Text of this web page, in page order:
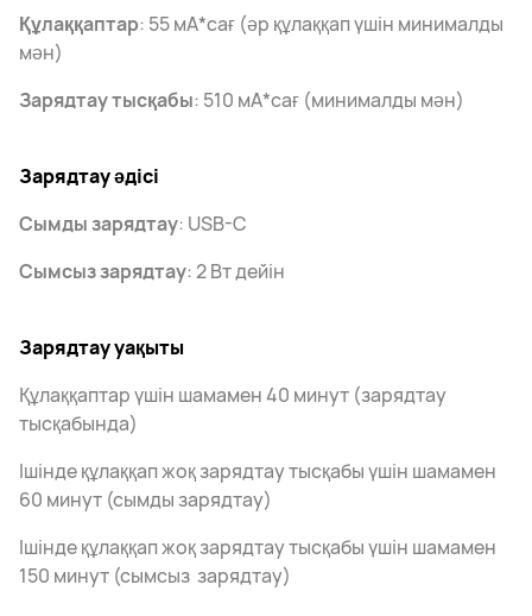
Құлаққаптар: 55 мА*сағ (әр құлаққап үшін минималды
мән)
Зарядтау тысқабы: 510 мА*сағ (минималды мән)
Зарядтау әдісі
Сымды зарядтау: USB-C
Сымсыз зарядтау: 2 Вт дейін
Зарядтау уақыты
Құлаққаптар үшін шамамен 40 минут (зарядтау
тысқабында)
Ішінде құлаққап жоқ зарядтау тысқабы үшін шамамен
60 минут (сымды зарядтау)
Ішінде құлаққап жоқ зарядтау тысқабы үшін шамамен
150 минут (сымсыз зарядтау)